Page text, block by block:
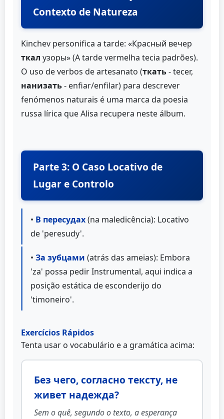
Contexto de Natureza
Kinchev personifica a tarde: «Красный вечер
ткал узоры» (A tarde vermelha tecia padrões).
O uso de verbos de artesanato (ткать- tecer,
нанизать- enfiar/enfilar) para descrever
fenómenos naturais é uma marca da poesia
russa lírica que Alisa recupera neste álbum.
Parte 3: O Caso Locativo de
Lugar e Controlo
• В пересудах(na maledicência): Locativo
de 'peresudy'.
• За зубцами (atrás das ameias): Embora
'za' possa pedir Instrumental, aqui indica a
posição estática de esconderijo do
'timoneiro'.
Exercícios Rápidos
Tenta usar o vocabulário e a gramática acima:
Без чего, согласно тексту, не
живет надежда?
Sem o quê, segundo o texto, a esperança